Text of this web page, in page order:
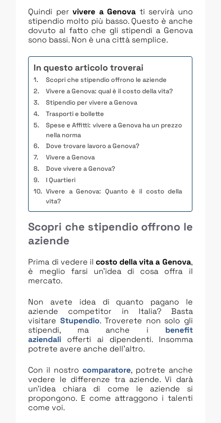
Quindi pervivere a Genova ti servirà uno
stipendio molto più basso. Questo è anche
dovuto al fatto che gli stipendi a Genova
sono bassi. Non è una città semplice.
In questo articolo troverai
Scopri che stipendio offrono le aziende
Vivere a Genova: qual è il costo della vita?
Stipendio per vivere a Genova
Trasporti e bollette
Spese e Affitti: vivere a Genova ha un prezzo
nella norma
Dove trovare lavoro a Genova?
Vivere a Genova
Dove vivere a Genova?
I Quartieri
Vivere a Genova: Quanto è il costo della
vita?
Scopri che stipendio offrono le
aziende
Prima di vedere il costo della vita a Genova,
è meglio farsi un’idea di cosa offra il
mercato.
Non avete idea di quanto pagano le
aziende competitor in Italia? Basta
visitare Stupendio. Troverete non solo gli
stipendi, ma anche i benefit
aziendali offerti ai dipendenti. Insomma
potrete avere anche dell’altro.
Con il nostro comparatore, potrete anche
vedere le differenze tra aziende. Vi darà
un’idea chiara di come le aziende si
propongono. E come attraggono i talenti
come voi.